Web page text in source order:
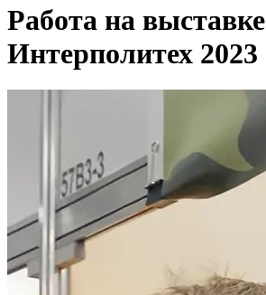
Работа на выставке
Интерполитех 2023